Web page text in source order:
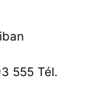
555 Tél.